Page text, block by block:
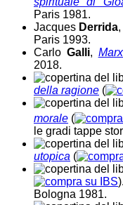
Paris 1981.
Jacques Derrida,
Paris 1993.
Carlo Galli,
2018.
della ragione (
morale (
le gradi tappe
utopica (
Bologna 1981.